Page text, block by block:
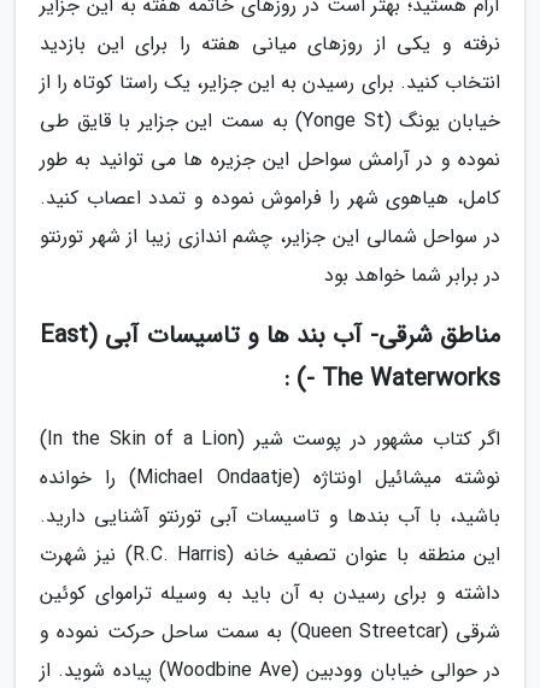
نرفته و یکی از روزهای میانی هفته را برای این بازدید
انتخاب کنید. برای رسیدن به این جزایر، یک راستا کوتاه را از
خیابان یونگ (Yonge St) به سمت این جزایر با قایق طی
نموده و در آرامش سواحل این جزیره ها می توانید به طور
کامل، هیاهوی شهر را فراموش نموده و تمدد اعصاب کنید.
در سواحل شمالی این جزایر، چشم اندازی زیبا از شهر تورنتو
در برابر شما خواهد بود
مناطق شرقی- آب بند ها و تاسیسات آبی (East
- The Waterworks) :
اگر کتاب مشهور در پوست شیر (In the Skin of a Lion)
نوشته میشائیل اونتاژه (Michael Ondaatje) را خوانده
باشید، با آب بندها و تاسیسات آبی تورنتو آشنایی دارید.
این منطقه با عنوان تصفیه خانه (R.C. Harris) نیز شهرت
داشته و برای رسیدن به آن باید به وسیله تراموای کوئین
شرقی (Queen Streetcar) به سمت ساحل حرکت نموده و
در حوالی خیابان وودبین (Woodbine Ave) پیاده شوید. از